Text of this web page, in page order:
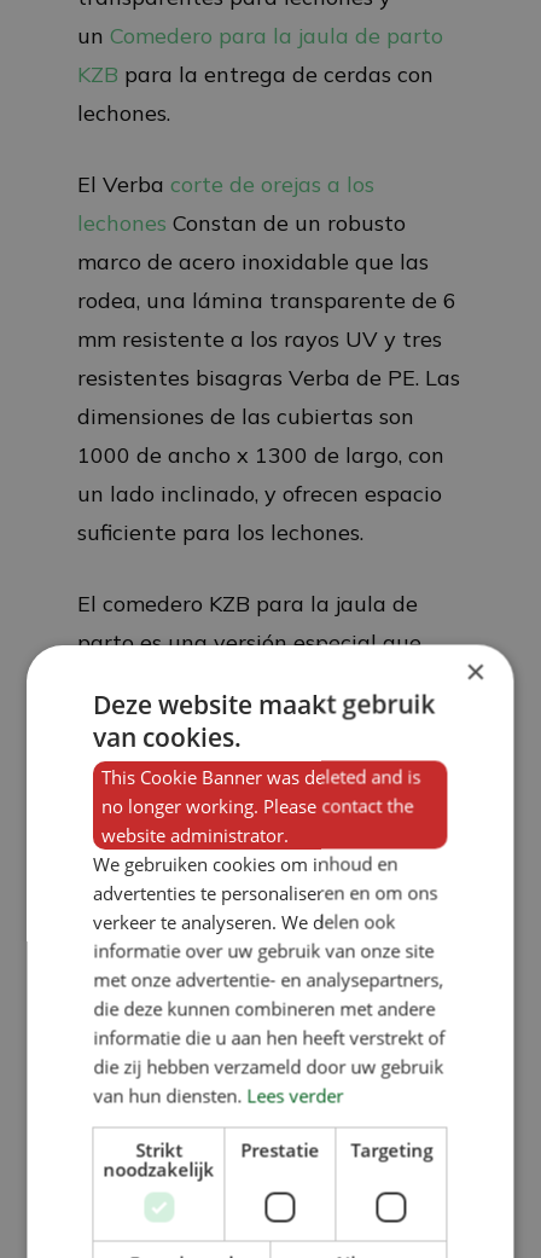
un Comedero para la jaula de parto
KZB para la entrega de cerdas con
lechones.
El Verba corte de orejas a los
lechones Constan de un robusto
marco de acero inoxidable que las
rodea, una lámina transparente de 6
mm resistente a los rayos UV y tres
resistentes bisagras Verba de PE. Las
dimensiones de las cubiertas son
1000 de ancho x 1300 de largo, con
un lado inclinado, y ofrecen espacio
suficiente para los lechones.
El comedero KZB para la jaula de
parto es una versión especial que
puedan comer juntos. Dado que estas
jaulas tienen una altura menor, el
comedero KZB para la jaula de parto
se ha adaptado a una altura de 82
cm. La fabricación a medida no
supone ningún problema, ya que
contamos con nuestra propia fábrica
en los Países Bajos y, por lo tanto,
podemos ser flexibles.
Queremos expresar nuestro más
sincero agradecimiento a Aeres
Hogescholen, a Nooyen PigFlooring
de Deurne y a Nijenkamp
×
Deze website maakt gebruik
van cookies.
This Cookie Banner was deleted and is
no longer working. Please contact the
website administrator.
We gebruiken cookies om inhoud en
advertenties te personaliseren en om ons
verkeer te analyseren. We delen ook
informatie over uw gebruik van onze site
met onze advertentie- en analysepartners,
die deze kunnen combineren met andere
informatie die u aan hen heeft verstrekt of
die zij hebben verzameld door uw gebruik
van hun diensten. Lees verder
Strikt
noodzakelijk
Prestatie Targeting